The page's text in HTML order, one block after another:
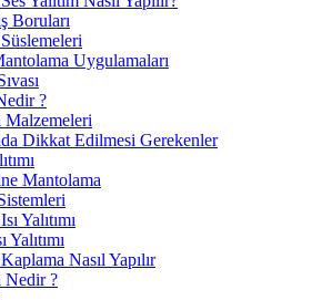
Boruları
Uygulamaları
?
Malzemeleri
Dikkat Edilmesi Gerekenler
Mantolama
Yalıtımı
Yalıtımı
Nasıl Yapılır
Nedir ?